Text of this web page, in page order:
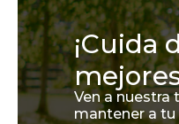
¡Cuida
Ven a nuestra
mantener a